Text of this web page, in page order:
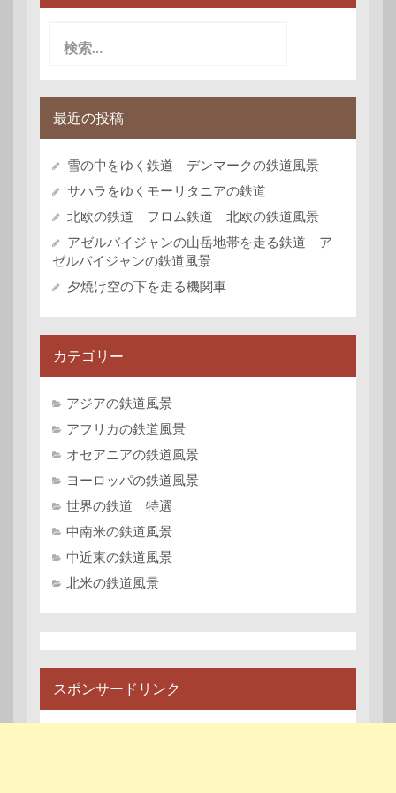
最近の投稿
雪の中をゆく鉄道 デンマークの鉄道風景
サハラをゆくモーリタニアの鉄道
北欧の鉄道 フロム鉄道 北欧の鉄道風景
アゼルバイジャンの山岳地帯を走る鉄道 ア
ゼルバイジャンの鉄道風景
夕焼け空の下を走る機関車
カテゴリー
アジアの鉄道風景
アフリカの鉄道風景
オセアニアの鉄道風景
ヨーロッパの鉄道風景
世界の鉄道 特選
中南米の鉄道風景
中近東の鉄道風景
北米の鉄道風景
スポンサードリンク